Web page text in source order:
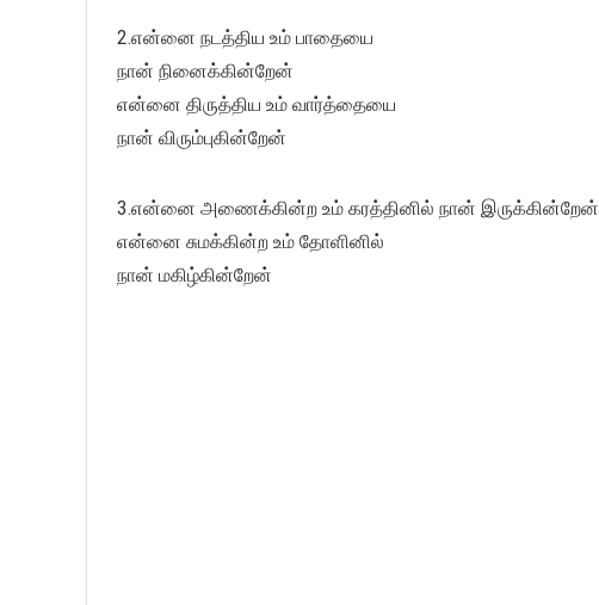
2.என்னை நடத்திய உம் பாதையை
நான் நினைக்கின்றேன்
என்னை திருத்திய உம் வார்த்தையை
நான் விரும்புகின்றேன்
3.என்னை அணைக்கின்ற உம் கரத்தினில் நான் இருக்கின்றேன்
என்னை சுமக்கின்ற உம் தோளினில்
நான் மகிழ்கின்றேன்